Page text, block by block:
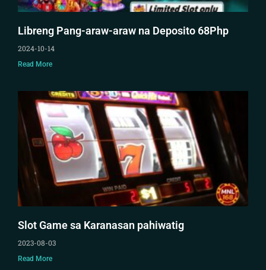
Libreng Pang-araw-araw na Deposito 68Php
2024-10-14
Read More
Slot Game sa Karanasan pahiwatig
2023-08-03
Read More